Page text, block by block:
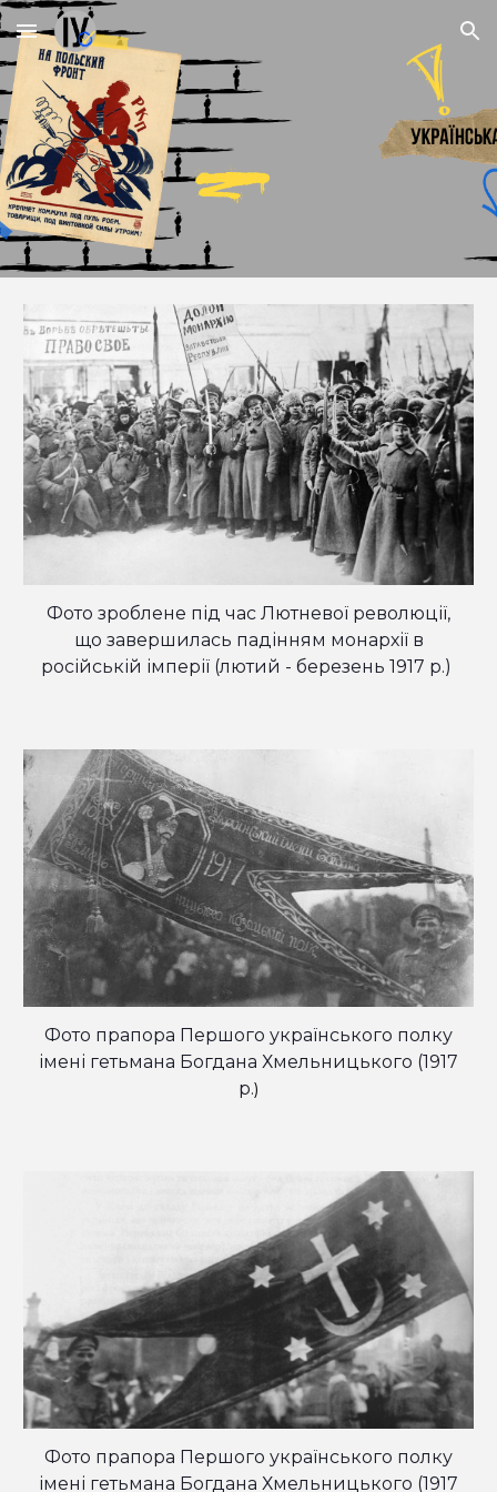
Skip to main content Skip to navigation
Фото зроблене під час Лютневої революції,
що завершилась падінням монархії в
російській імперії (лютий - березень 1917 р.)
Фото прапора Першого українського полку
імені гетьмана Богдана Хмельницького (1917
р.)
Фото прапора Першого українського полку
імені гетьмана Богдана Хмельницького (1917